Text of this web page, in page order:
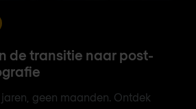
de transitie naar post-
geen maanden. Ontdek